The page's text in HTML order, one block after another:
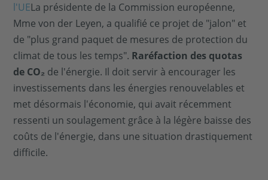
l'UELa présidente de la Commission européenne,
Mme von der Leyen, a qualifié ce projet de "jalon" et
de "plus grand paquet de mesures de protection du
climat de tous les temps". Raréfaction des quotas
de CO₂ de l'énergie. Il doit servir à encourager les
investissements dans les énergies renouvelables et
met désormais l'économie, qui avait récemment
ressenti un soulagement grâce à la légère baisse des
coûts de l'énergie, dans une situation drastiquement
difficile.